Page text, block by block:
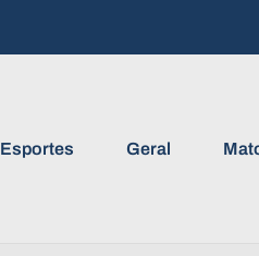
Esportes Geral